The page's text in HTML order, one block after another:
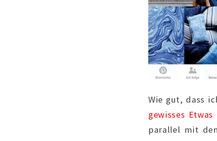
Wie gut, dass
gewisses Etwas
parallel mit